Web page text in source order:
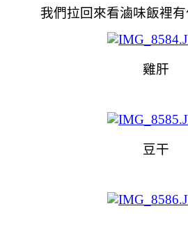
我們拉回來看滷味飯裡
雞肝
豆干